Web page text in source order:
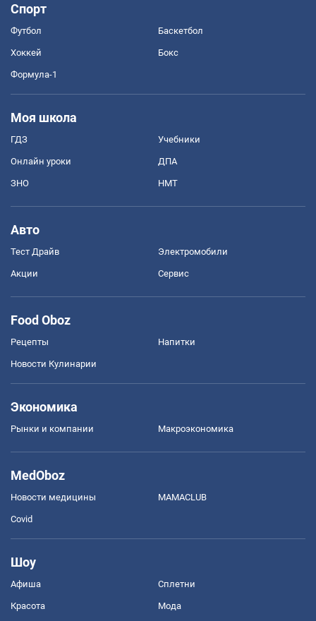
Спорт
Футбол Баскетбол
Хоккей Бокс
Формула-1
Моя школа
ГДЗ Учебники
Онлайн уроки ДПА
ЗНО НМТ
Авто
Тест Драйв Электромобили
Акции Сервис
Food Oboz
Рецепты Напитки
Новости Кулинарии
Экономика
Рынки и компании Mакроэкономика
MedOboz
Новости медицины MAMACLUB
Covid
Шоу
Афиша Сплетни
Красота Мода